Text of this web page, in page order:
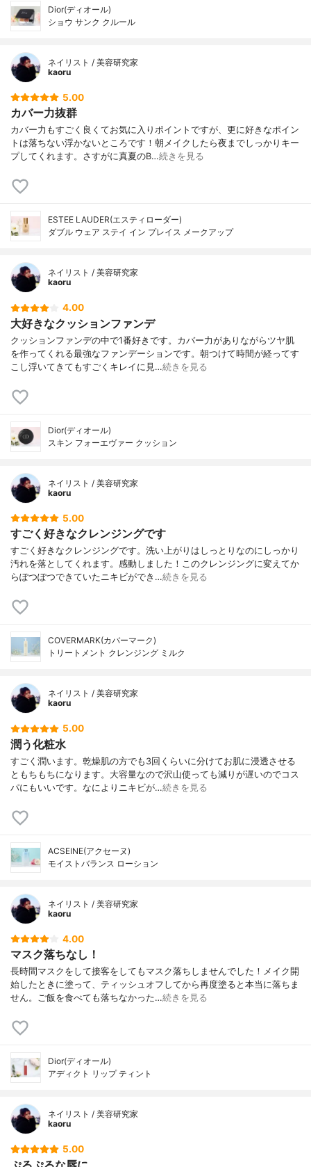
Dior(ディオール)
ショウ サンク クルール
ネイリスト / 美容研究家
kaoru
5.00
カバー力抜群
カバー力もすごく良くてお気に入りポイントですが、更に好きなポイン
トは落ちない浮かないところです！朝メイクしたら夜までしっかりキー
プしてくれます。さすがに真夏のB…続きを見る
ESTEE LAUDER(エスティローダー)
ダブル ウェア ステイ イン プレイス メークアップ
ネイリスト / 美容研究家
kaoru
4.00
大好きなクッションファンデ
クッションファンデの中で1番好きです。カバー力がありながらツヤ肌
を作ってくれる最強なファンデーションです。朝つけて時間が経ってす
こし浮いてきてもすごくキレイに見…続きを見る
Dior(ディオール)
スキン フォーエヴァー クッション
ネイリスト / 美容研究家
kaoru
5.00
すごく好きなクレンジングです
すごく好きなクレンジングです。洗い上がりはしっとりなのにしっかり
汚れを落としてくれます。感動しました！このクレンジングに変えてか
らぽつぽつできていたニキビができ…続きを見る
COVERMARK(カバーマーク)
トリートメント クレンジング ミルク
ネイリスト / 美容研究家
kaoru
5.00
潤う化粧水
すごく潤います。乾燥肌の方でも3回くらいに分けてお肌に浸透させる
ともちもちになります。大容量なので沢山使っても減りが遅いのでコス
パにもいいです。なによりニキビが…続きを見る
ACSEINE(アクセーヌ)
モイストバランス ローション
ネイリスト / 美容研究家
kaoru
4.00
マスク落ちなし！
長時間マスクをして接客をしてもマスク落ちしませんでした！メイク開
始したときに塗って、ティッシュオフしてから再度塗ると本当に落ちま
せん。ご飯を食べても落ちなかった…続きを見る
Dior(ディオール)
アディクト リップ ティント
ネイリスト / 美容研究家
kaoru
5.00